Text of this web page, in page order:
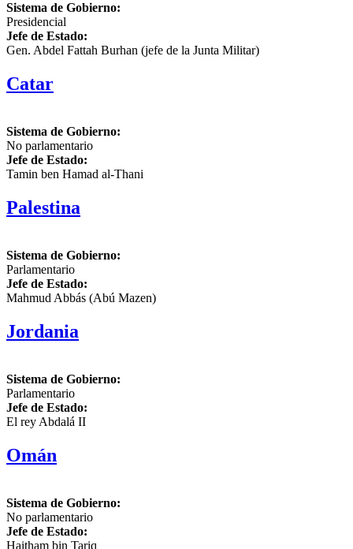
Sistema de Gobierno:
Presidencial
Jefe de Estado:
Gen. Abdel Fattah Burhan (jefe de la Junta Militar)
Catar
Sistema de Gobierno:
No parlamentario
Jefe de Estado:
Tamin ben Hamad al-Thani
Palestina
Sistema de Gobierno:
Parlamentario
Jefe de Estado:
Mahmud Abbás (Abú Mazen)
Jordania
Sistema de Gobierno:
Parlamentario
Jefe de Estado:
El rey Abdalá II
Omán
Sistema de Gobierno:
No parlamentario
Jefe de Estado:
Haitham bin Tariq